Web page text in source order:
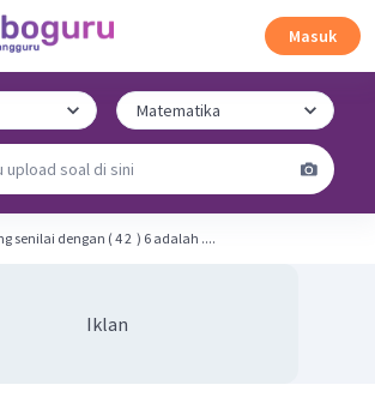
Masuk
senilai dengan ( 4 2 ​ ) 6 adalah ....
Iklan